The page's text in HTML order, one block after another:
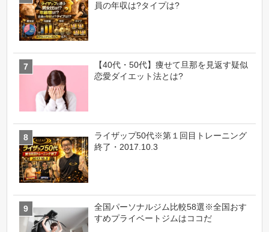
員の年収は?タイプは?
【40代・50代】痩せて旦那を見返す疑似
恋愛ダイエット法とは?
ライザップ50代※第１回目トレーニング
終了・2017.10.3
全国パーソナルジム比較58選※全国おす
すめプライベートジムはココだ